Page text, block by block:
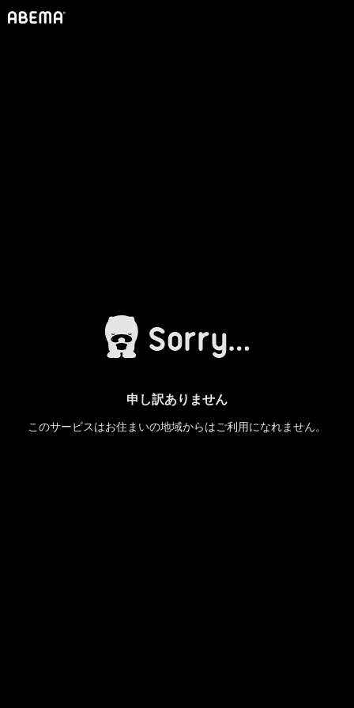
申し訳ありません
このサービスはお住まいの地域からはご利用になれません。